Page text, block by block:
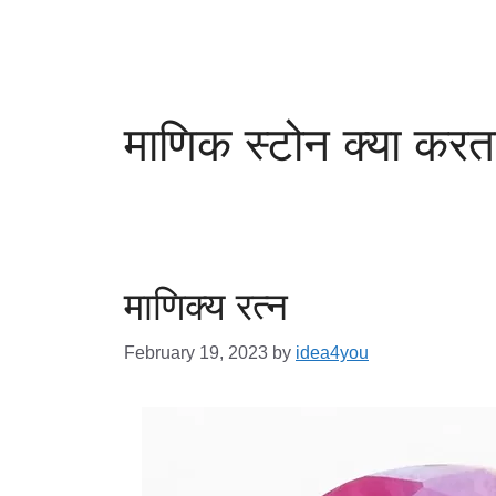
माणिक स्टोन क्या
माणिक्य रत्न
February 19, 2023 by idea4you